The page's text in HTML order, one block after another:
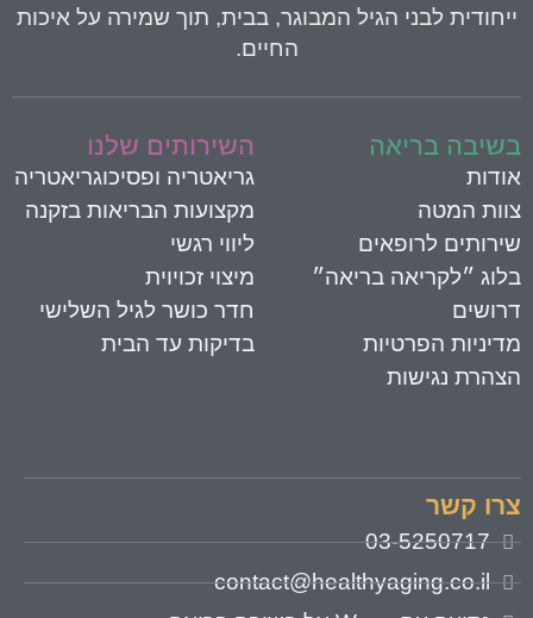
ייחודית לבני הגיל המבוגר, בבית, תוך שמירה על איכות
החיים.
בריאה
המטה
לרופאים
״לקריאה בריאה״
הפרטיות
נגישות
השירותים שלנו
גריאטריה ופסיכוגריאטריה
מקצועות הבריאות בזקנה
ליווי רגשי
מיצוי זכויוית
חדר כושר לגיל השלישי
בדיקות עד הבית
קשר
03-5250717
contact@healthyaging.co.il